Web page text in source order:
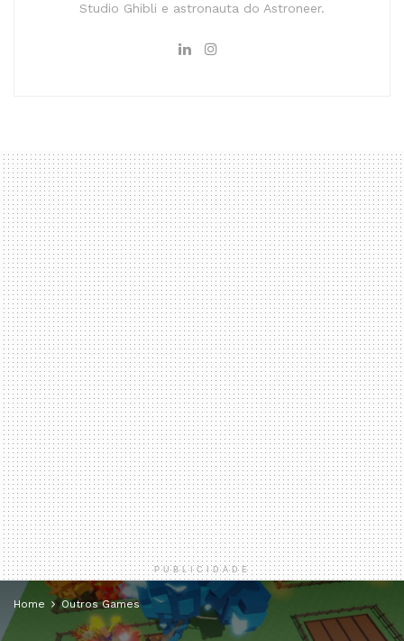
Studio Ghibli e astronauta do Astroneer.
PUBLICIDADE
Home Outros Games